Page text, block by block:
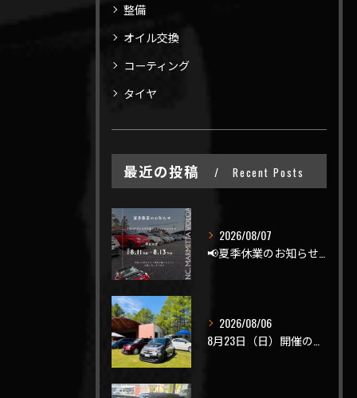
整備
オイル交換
コーティング
タイヤ
最近の投稿 Recent Posts
2026/08/07
2026/08/06